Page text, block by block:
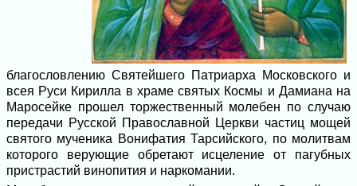
благословлению Святейшего Патриарха Московского и
всея Руси Кирилла в храме святых Космы и Дамиана на
Маросейке прошел торжественный молебен по случаю
передачи Русской Православной Церкви частиц мощей
святого мученика Вонифатия Тарсийского, по молитвам
которого верующие обретают исцеление от пагубных
пристрастий винопития и наркомании.